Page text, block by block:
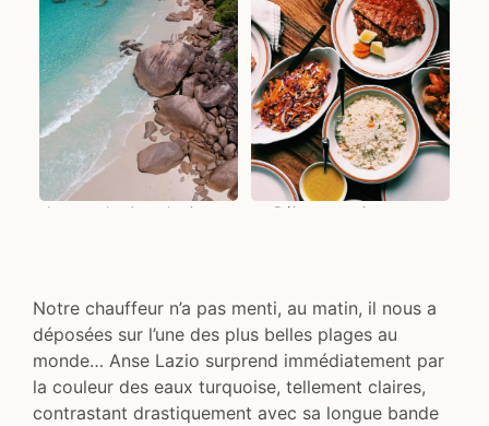
La superbe Anse Lazio vue
Déjeuner typiquement
Notre chauffeur n’a pas menti, au matin, il nous a
déposées sur l’une des plus belles plages au
monde… Anse Lazio surprend immédiatement par
la couleur des eaux turquoise, tellement claires,
contrastant drastiquement avec sa longue bande